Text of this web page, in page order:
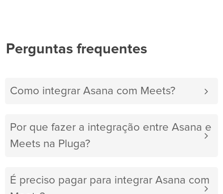
Perguntas frequentes
Como integrar Asana com Meets?
Por que fazer a integração entre Asana e
Meets na Pluga?
É preciso pagar para integrar Asana com